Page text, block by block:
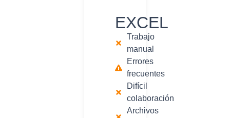
EXCEL
Trabajo
manual
Errores
frecuentes
Difícil
colaboración
Archivos